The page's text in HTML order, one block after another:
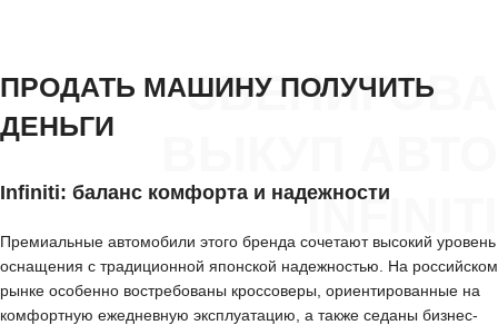
ЗВЕНИГОВА
INFINITI
ПРОДАТЬ МАШИНУ ПОЛУЧИТЬ
ДЕНЬГИ
Infiniti: баланс комфорта и надежности
Премиальные автомобили этого бренда сочетают высокий уровень
оснащения с традиционной японской надежностью. На российском
рынке особенно востребованы кроссоверы, ориентированные на
комфортную ежедневную эксплуатацию, а также седаны бизнес-